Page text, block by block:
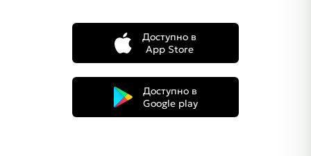
Доступно в
App Store
Доступно в
Google play